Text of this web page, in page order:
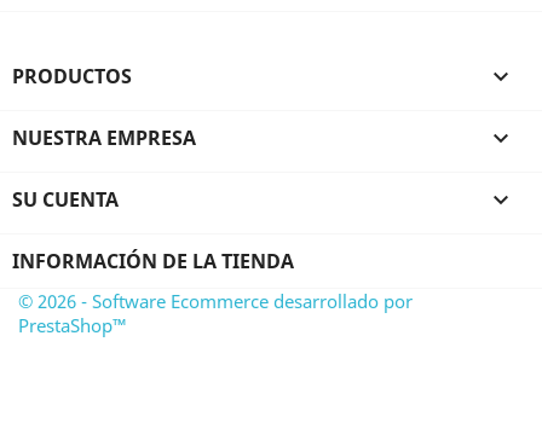
PRODUCTOS 
NUESTRA EMPRESA 
SU CUENTA 
INFORMACIÓN DE LA TIENDA
© 2026 - Software Ecommerce desarrollado por
PrestaShop™